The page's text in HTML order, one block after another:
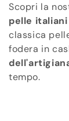
l
l
e
z
Scopri la
pelle
classica
fodera in
tempo.